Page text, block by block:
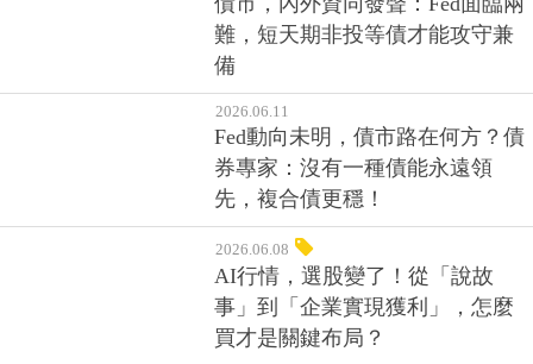
升息還是降息？華許6月首會牽動
債市，內外資同發聲：Fed面臨兩
難，短天期非投等債才能攻守兼
備
2026.06.11
Fed動向未明，債市路在何方？債
券專家：沒有一種債能永遠領
先，複合債更穩！
2026.06.08
AI行情，選股變了！從「說故
事」到「企業實現獲利」，怎麼